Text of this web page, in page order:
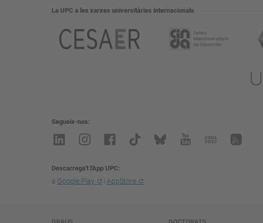
La UPC a les xarxes universitàries internacionals
Segueix-nos
Descarrega't l'App UPC
a Google Play i AppStore